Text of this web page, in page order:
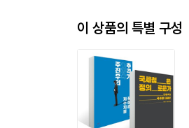
이 상품의 특별 구성